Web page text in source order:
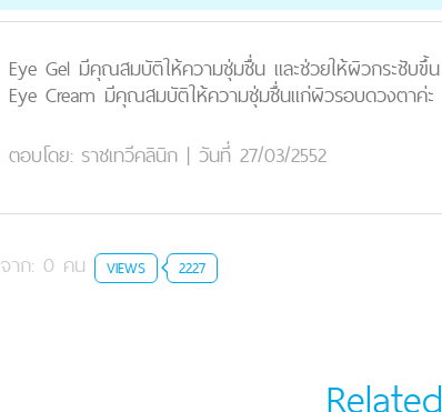
Eye Gel มีคุณสมบัติให้ความชุ่มชื่น และช่วยให้ผิวกระชับขึ้น
Eye Cream มีคุณสมบัติให้ความชุ่มชื่นแก่ผิวรอบดวงตาค่ะ
ตอบโดย: ราชเทวีคลินิก | วันที่ 27/03/2552
จาก: 0 คน VIEWS 2227